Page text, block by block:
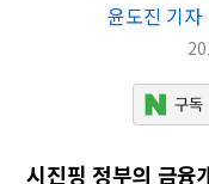
윤도진 기자
시진핑 정부의 금